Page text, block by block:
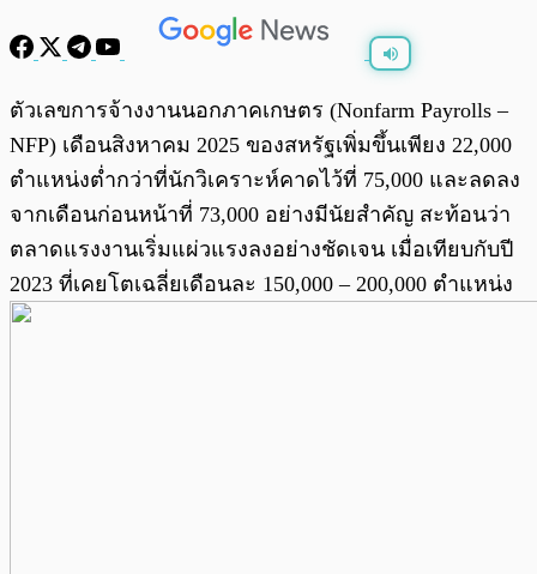
พร้อมเล่น
ตัวเลขการจ้างงานนอกภาคเกษตร (Nonfarm Payrolls –
NFP) เดือนสิงหาคม 2025 ของสหรัฐเพิ่มขึ้นเพียง 22,000
ตำแหน่งต่ำกว่าที่นักวิเคราะห์คาดไว้ที่ 75,000 และลดลง
จากเดือนก่อนหน้าที่ 73,000 อย่างมีนัยสำคัญ สะท้อนว่า
ตลาดแรงงานเริ่มแผ่วแรงลงอย่างชัดเจน เมื่อเทียบกับปี
2023 ที่เคยโตเฉลี่ยเดือนละ 150,000 – 200,000 ตำแหน่ง